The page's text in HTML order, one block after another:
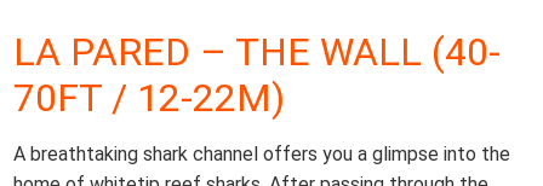
LA PARED – THE WALL (40-
70FT / 12-22M)
A breathtaking shark channel offers you a glimpse into the